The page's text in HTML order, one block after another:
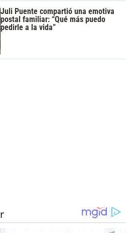
Juli Puente compartió una emotiva
postal familiar: “Qué más puedo
pedirle a la vida”